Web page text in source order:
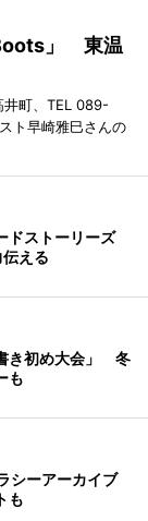
」 東温
井町、TEL 089-
ト早崎雅巳さんの
ドストーリーズ
える
き初め大会」 冬
も
シーアーカイブ
も